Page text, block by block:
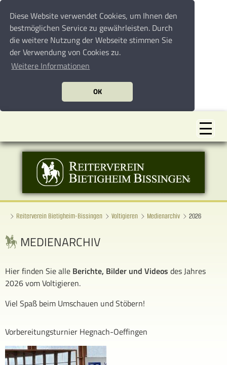
Diese Website verwendet Cookies, um Ihnen den
bestmöglichen Service zu gewährleisten. Durch
die weitere Nutzung der Webseite stimmen Sie
der Verwendung von Cookies zu.
Weitere Informationen
OK
Reiterverein Bietigheim-Bissingen Voltigieren Medienarchiv 2026
MEDIENARCHIV
Hier finden Sie alle Berichte, Bilder und Videos des Jahres
2026 vom Voltigieren.
Viel Spaß beim Umschauen und Stöbern!
Vorbereitungsturnier Hegnach-Oeffingen